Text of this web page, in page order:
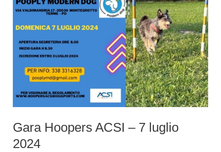
Gara Hoopers ACSI – 7 luglio
2024